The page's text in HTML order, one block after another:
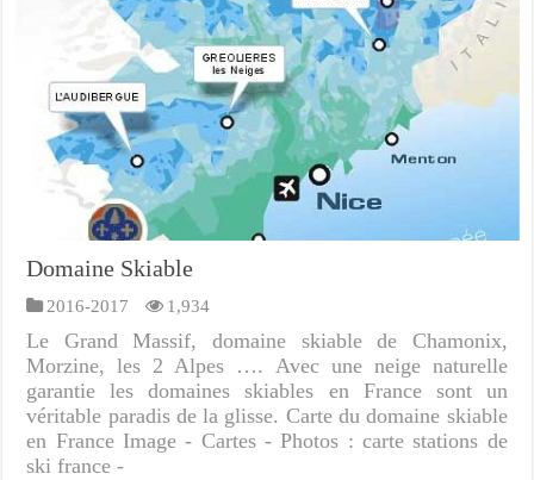
Domaine Skiable
2016-2017 1,934
Le Grand Massif, domaine skiable de Chamonix,
Morzine, les 2 Alpes …. Avec une neige naturelle
garantie les domaines skiables en France sont un
véritable paradis de la glisse. Carte du domaine skiable
en France Image - Cartes - Photos : carte stations de
ski france -